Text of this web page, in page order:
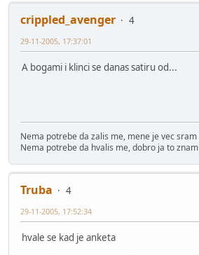
crippled_avenger
4
29-11-2005, 17:37:01
A bogami i klinci se danas satiru od...
Nema potrebe da zalis me, mene je vec sram
Nema potrebe da hvalis me, dobro ja to znam
Truba
4
29-11-2005, 17:52:34
hvale se kad je anketa